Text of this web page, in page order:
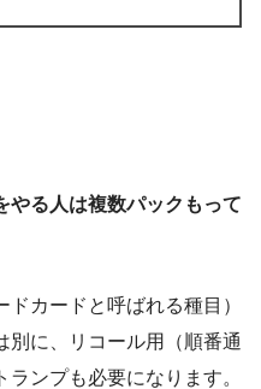
やる人は複数パックもって
ドカードと呼ばれる種目）
別に、リコール用（順番通
ンプも必要になります。